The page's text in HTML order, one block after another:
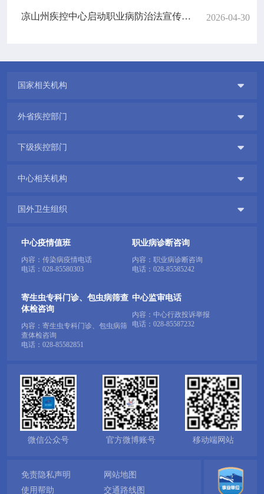
凉山州疾控中心启动职业病防治法宣传周活动 2026-04-30
国家相关机构 
外省疾控部门 
下级疾控部门 
中心相关机构 
国外卫生组织 
中心疫情值班
内容：传染病疫情电话
电话： 028-85580303
职业病诊断咨询
内容：职业病诊断咨询
电话： 028-85585242
寄生虫专科门诊、包虫病筛查
体检咨询
内容：寄生虫专科门诊、包虫病筛
查体检咨询
电话： 028-85582851
中心监审电话
内容：中心行政投诉举报
电话： 028-85587232
微信公众号 官方微博账号 移动端网站
免责隐私声明
网站地图
使用帮助
交通路线图